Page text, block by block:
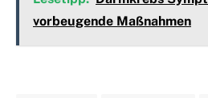
vorbeugende Maßnahmen